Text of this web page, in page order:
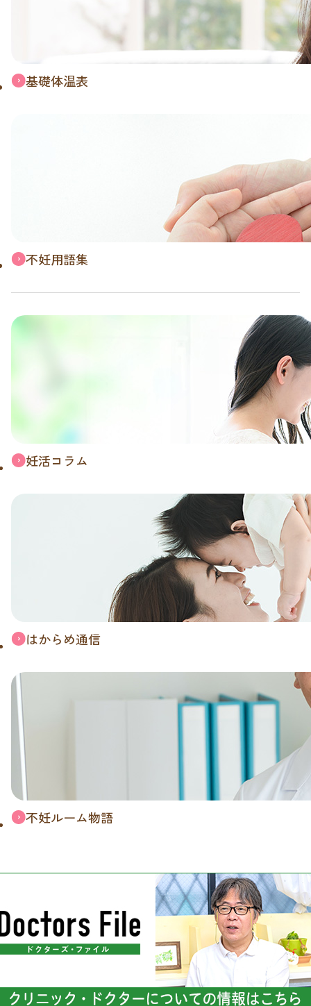
基礎体温表
不妊用語集
妊活コラム
はからめ通信
不妊ルーム物語